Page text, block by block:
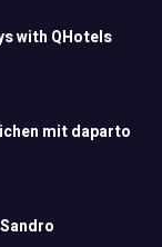
with QHotels
mit daparto